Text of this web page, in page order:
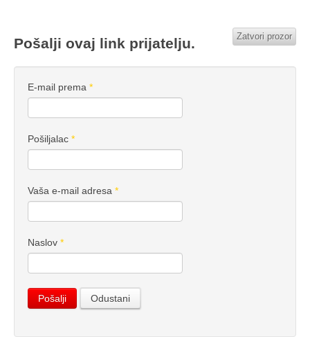
Pošalji ovaj link prijatelju. Zatvori prozor
E-mail prema *
Pošiljalac *
Vaša e-mail adresa *
Naslov *
Pošalji Odustani